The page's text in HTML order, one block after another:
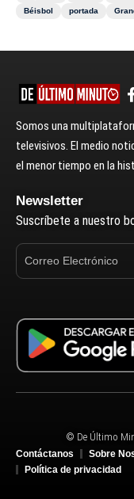
Béisbol
portada
Somos una
televisivos. El medio
el menor tiempo en la
Newsletter
Suscríbete a nuestro
© De Último
Contáctanos
Sobre
Política de privacidad